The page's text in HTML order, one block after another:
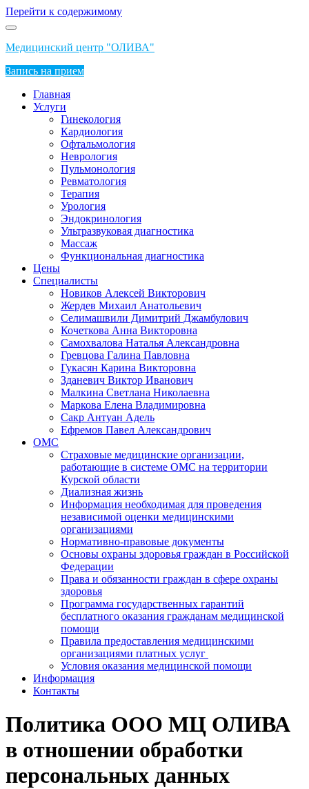
Перейти к содержимому
Медицинский центр "ОЛИВА"
Запись на прием
Главная
Услуги
Гинекология
Кардиология
Офтальмология
Неврология
Пульмонология
Ревматология
Терапия
Урология
Эндокринология
Ультразвуковая диагностика
Массаж
Функциональная диагностика
Цены
Специалисты
Новиков Алексей Викторович
Жердев Михаил Анатольевич
Селимашвили Димитрий Джамбулович
Кочеткова Анна Викторовна
Самохвалова Наталья Александровна
Гревцова Галина Павловна
Гукасян Карина Викторовна
Зданевич Виктор Иванович
Малкина Светлана Николаевна
Маркова Елена Владимировна
Сакр Антуан Адель
Ефремов Павел Александрович
ОМС
Страховые медицинские организации,
работающие в системе ОМС на территории
Курской области
Диализная жизнь
Информация необходимая для проведения
независимой оценки медицинскими
организациями
Нормативно-правовые документы
Основы охраны здоровья граждан в Российской
Федерации
Права и обязанности граждан в сфере охраны
здоровья
Программа государственных гарантий
бесплатного оказания гражданам медицинской
помощи
Правила предоставления медицинскими
организациями платных услуг
Условия оказания медицинской помощи
Информация
Контакты
Политика ООО МЦ ОЛИВА
в отношении обработки
персональных данных